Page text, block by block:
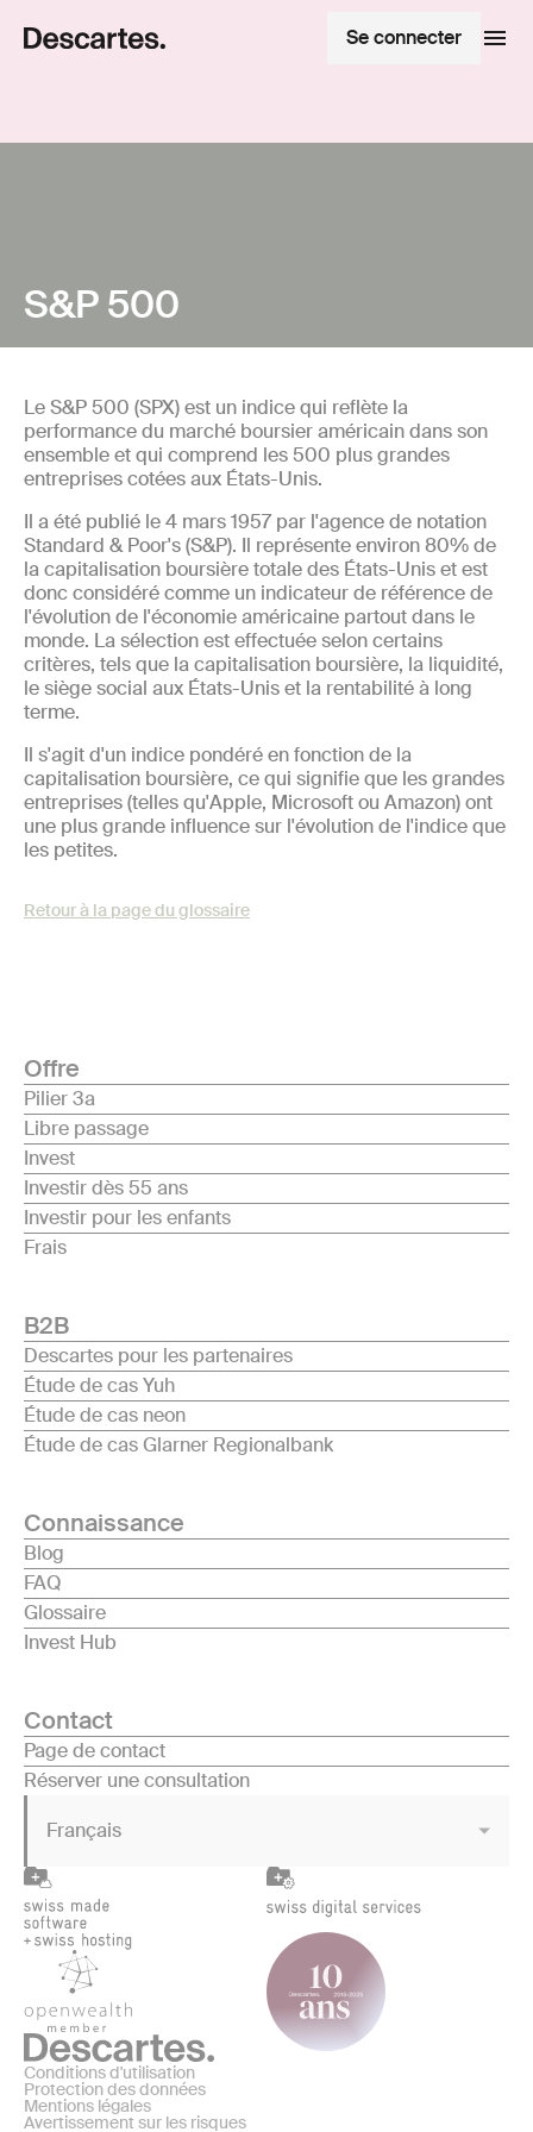
Se connecter
S&P 500
Le S&P 500 (SPX) est un indice qui reflète la
performance du marché boursier américain dans son
ensemble et qui comprend les 500 plus grandes
entreprises cotées aux États-Unis.
Il a été publié le 4 mars 1957 par l'agence de notation
Standard & Poor's (S&P). Il représente environ 80% de
la capitalisation boursière totale des États-Unis et est
donc considéré comme un indicateur de référence de
l'évolution de l'économie américaine partout dans le
monde. La sélection est effectuée selon certains
critères, tels que la capitalisation boursière, la liquidité,
le siège social aux États-Unis et la rentabilité à long
terme.
Il s'agit d'un indice pondéré en fonction de la
capitalisation boursière, ce qui signifie que les grandes
entreprises (telles qu'Apple, Microsoft ou Amazon) ont
une plus grande influence sur l'évolution de l'indice que
les petites.
Retour à la page du glossaire
Offre
Pilier 3a
Libre passage
Invest
Investir dès 55 ans
Investir pour les enfants
Frais
B2B
Descartes pour les partenaires
Étude de cas Yuh
Étude de cas neon
Étude de cas Glarner Regionalbank
Connaissance
Blog
FAQ
Glossaire
Invest Hub
Contact
Page de contact
Réserver une consultation
Français
Conditions d'utilisation
Protection des données
Mentions légales
Avertissement sur les risques